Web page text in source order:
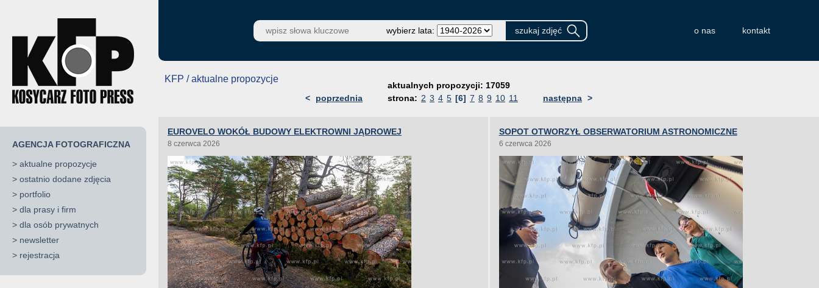
AGENCJA FOTOGRAFICZNA
> aktualne propozycje
> ostatnio dodane zdjęcia
> portfolio
> dla prasy i firm
> dla osób prywatnych
> newsletter
> rejestracja
wybierz lata: o nas kontakt
KFP / aktualne propozycje
aktualnych propozycji: 17059
<
poprzednia strona: 2 3 4 5 [6] 7 8 9 10 11 następna >
EUROVELO WOKÓŁ BUDOWY ELEKTROWNI JĄDROWEJ
8 czerwca 2026
SOPOT OTWORZYŁ OBSERWATORIUM ASTRONOMICZNE
6 czerwca 2026